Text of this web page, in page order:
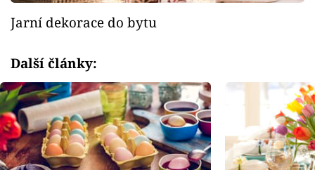
Jarní dekorace do bytu
Další články: